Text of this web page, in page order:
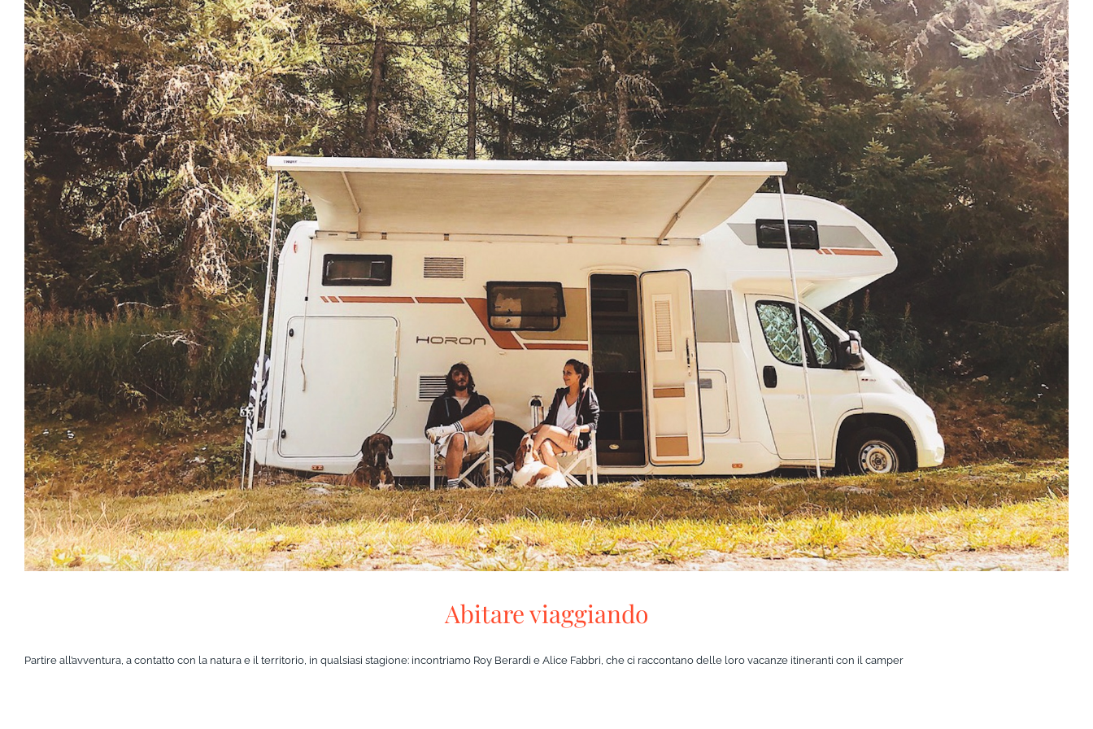
Intraprendere Territorio
Abitare viaggiando
Partire all’avventura, a contatto con la natura e il territorio, in qualsiasi stagione: incontriamo Roy Berardi e Alice Fabbri, che ci raccontano delle loro vacanze itineranti con il camper